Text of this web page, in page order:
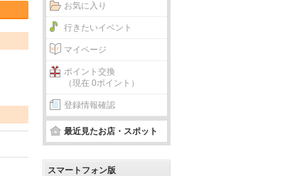
お気に入り
行きたいイベント
マイページ
ポイント交換
（現在 0ポイント）
登録情報確認
最近見たお店・スポット
スマートフォン版